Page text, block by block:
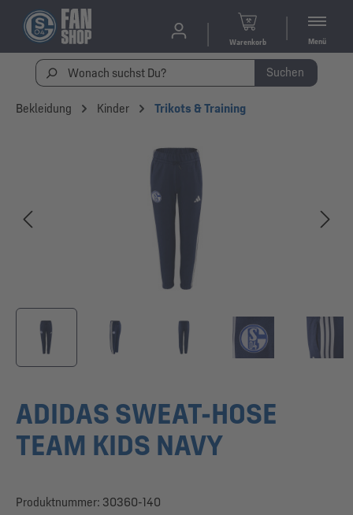
Warenkorb Menü
Suchen
Bekleidung Kinder Trikots & Training
ADIDAS SWEAT-HOSE
TEAM KIDS NAVY
Produktnummer: 30360-140